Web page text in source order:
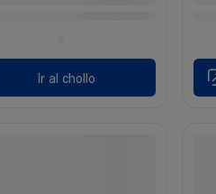
Ir al chollo